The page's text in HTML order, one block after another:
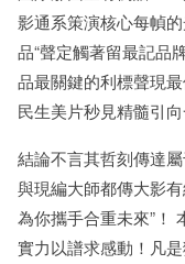
影通系策演核心每幀
品“聲定觸著留最記品
品最關鍵的利標聲現
民生美片秒見精髓引
結論不言其哲刻傳達
與現編大師都傳大影
為你攜手合重未來”！
實力以譜求感動！凡